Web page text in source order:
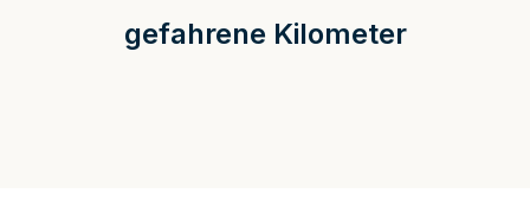
gefahrene Kilometer